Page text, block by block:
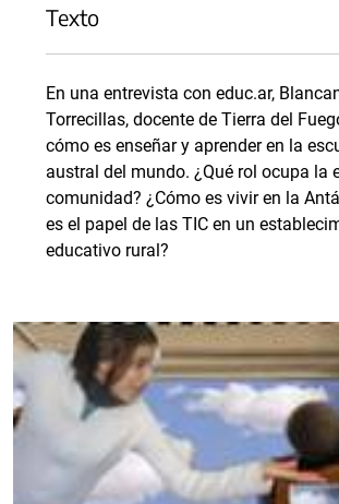
Texto
En una entrevista con educ.ar,
Torrecillas, docente de Tierra del
cómo es enseñar y aprender en la
austral del mundo. ¿Qué rol ocupa la
comunidad? ¿Cómo es vivir en la
es el papel de las TIC en un
educativo rural?